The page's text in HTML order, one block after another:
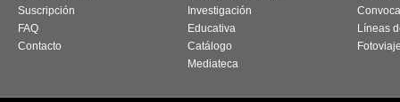
Suscripción
FAQ
Contacto
Investigación
Educativa
Catálogo
Mediateca
Líneas